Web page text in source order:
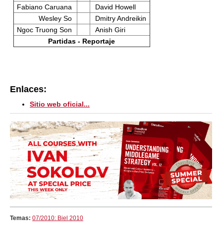
Fabiano Caruana
David Howell
Wesley So
Dmitry Andreikin
Ngoc Truong Son
Anish Giri
Partidas - Reportaje
Enlaces:
Sitio web oficial...
Temas: 07/2010: Biel 2010